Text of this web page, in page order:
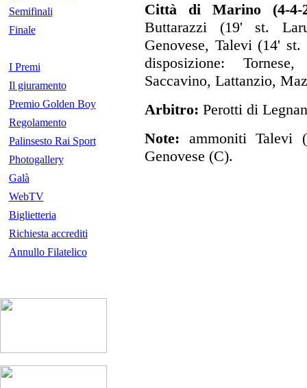
Semifinali
Finale
I Premi
Il giuramento
Premio Golden Boy
Regolamento
Palinsesto Rai Sport
Photogallery
Galà
WebTV
Biglietteria
Richiesta accrediti
Annullo Filatelico
Città di Marino (4-4-
Buttarazzi (19' st.
Genovese, Talevi (14'
disposizione:
Saccavino, Lattanzio,
Arbitro: Perotti di
Note: ammoniti Talevi
Genovese (C).